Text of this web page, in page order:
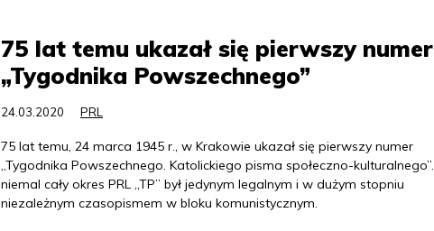
75 lat temu ukazał się pierwszy numer
„Tygodnika Powszechnego”
24.03.2020 PRL
75 lat temu, 24 marca 1945 r., w Krakowie ukazał się pierwszy numer
„Tygodnika Powszechnego. Katolickiego pisma społeczno-
niemal cały okres PRL „TP” był jedynym legalnym i w dużym stopniu
niezależnym czasopismem w bloku komunistycznym.